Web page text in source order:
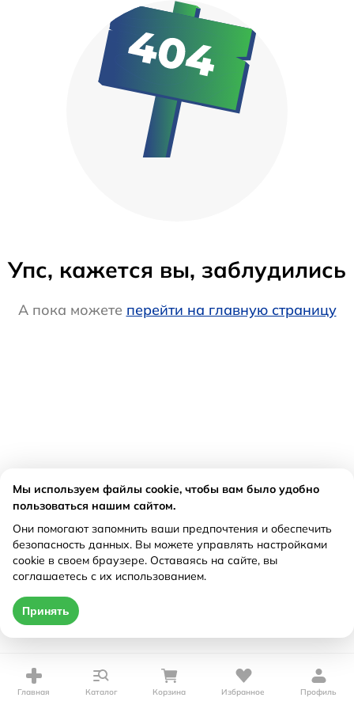
Упс, кажется вы, заблудились
А пока можете перейти на главную страницу
Главная Каталог Корзина Избранное Профиль
Мы используем файлы cookie, чтобы вам было удобно
пользоваться нашим сайтом.
Они помогают запомнить ваши предпочтения и обеспечить
безопасность данных. Вы можете управлять настройками
cookie в своем браузере. Оставаясь на сайте, вы
соглашаетесь с их использованием.
Принять